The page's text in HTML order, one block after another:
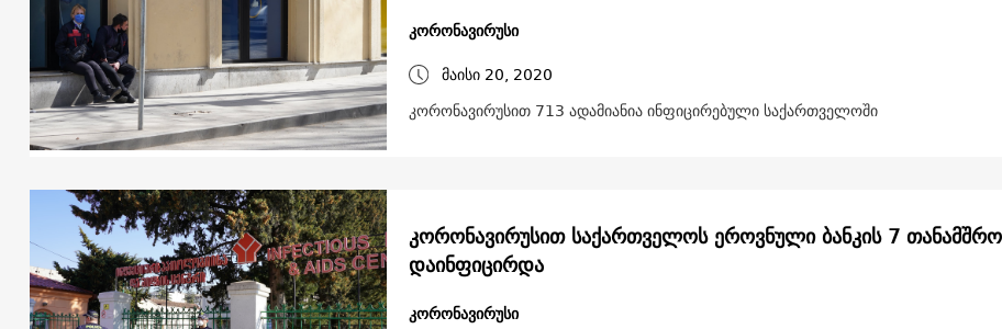
კორონავირუსი
მაისი 20, 2020
კორონავირუსით 713 ადამიანია ინფიცირებული საქართველოში
კორონავირუსით საქართველოს ეროვნული ბანკის 7 თანამშრომელი
დაინფიცირდა
კორონავირუსი